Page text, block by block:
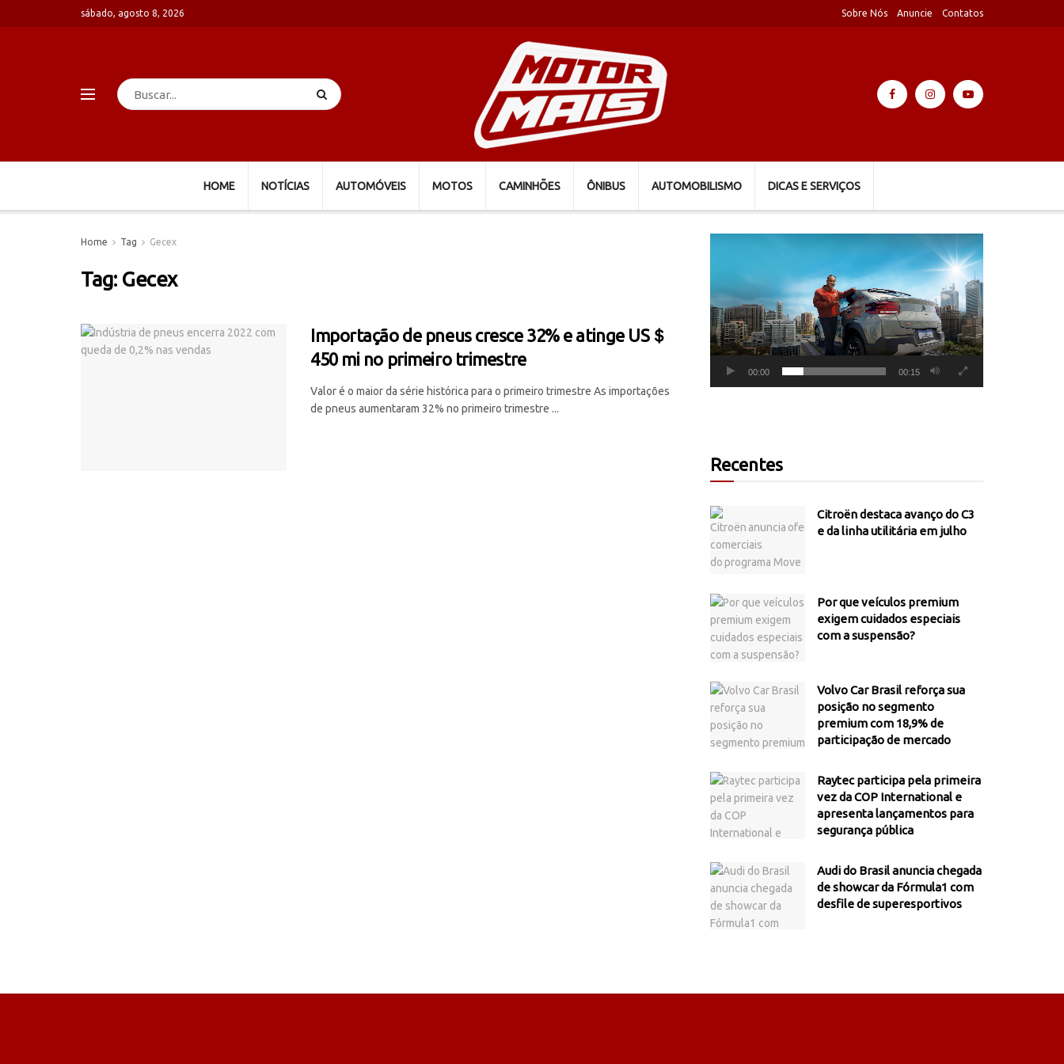
sábado, agosto 8, 2026 Sobre Nós Anuncie Contatos
HOME NOTÍCIAS AUTOMÓVEIS MOTOS CAMINHÕES ÔNIBUS AUTOMOBILISMO DICAS E SERVIÇOS
Home Tag Gecex
Tag: Gecex
Importação de pneus cresce 32% e atinge US＄
450 mi no primeiro trimestre
Valor é o maior da série histórica para o primeiro trimestre As importações
de pneus aumentaram 32% no primeiro trimestre ...
00:00 00:15
Recentes
Citroën destaca avanço do C3
e da linha utilitária em julho
Por que veículos premium
exigem cuidados especiais
com a suspensão?
Volvo Car Brasil reforça sua
posição no segmento
premium com 18,9% de
participação de mercado
Raytec participa pela primeira
vez da COP International e
apresenta lançamentos para
segurança pública
Audi do Brasil anuncia chegada
de showcar da Fórmula1 com
desfile de superesportivos